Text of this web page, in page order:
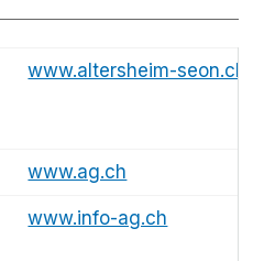
www.altersheim-seon.ch
www.ag.ch
www.info-ag.ch